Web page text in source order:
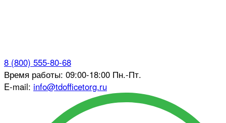
8 (800) 555-80-68
Время работы: 09:00-18:00 Пн.-Пт.
E-mail: info@tdofficetorg.ru